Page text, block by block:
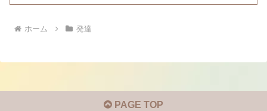
ホーム 発達
PAGE TOP